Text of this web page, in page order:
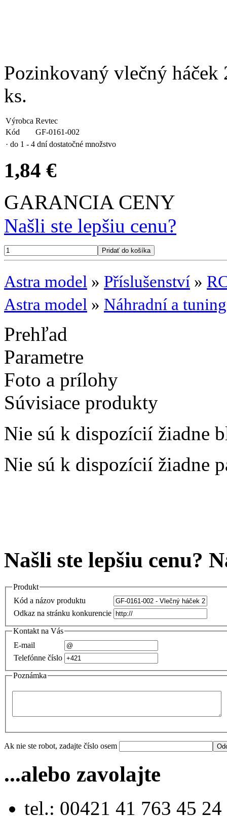
Pozinkovaný vlečný
ks.
Výrobca Revtec
Kód
GF-0161-002
· do 1 - 4 dní dostatočné množstvo
1,84 €
GARANCIA CENY
Našli ste lepšiu cenu?
Astra model » Příslušenství »
Astra model » Náhradní a
Prehľad
Parametre
Foto a prílohy
Súvisiace produkty
Nie sú k dispozícií žiadne
Nie sú k dispozícií žiadne
Našli ste lepšiu cenu?
Produkt
Kód a názov produktu
Odkaz na stránku konkurencie
Kontakt na Vás
E-mail
Telefónne číslo
Poznámka
Ak nie ste robot, zadajte číslo osem
...alebo zavolajte
tel.: 00421 41 763 45 24